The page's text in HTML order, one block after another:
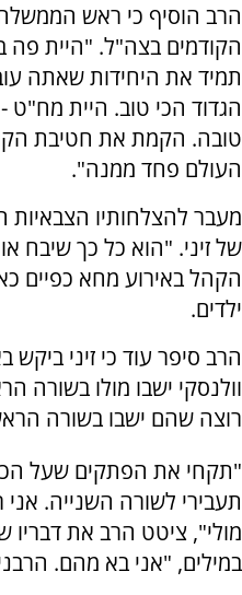
הרב הוסיף כי ראש הממשלה
הקודמים בצה"ל. "היית
תמיד את היחידות שאתה
הגדוד הכי טוב. היית
טובה. הקמת את חטיבת
העולם פחד ממנה".
מעבר להצלחותיו
של זיני. "הוא כל כך שיבח
הקהל באירוע מחא כפיים
ילדים.
הרב סיפר עוד כי זיני ביקש
וולנסקי ישבו מולו בשורה
רוצה שהם ישבו בשורה
"תקחי את הפתקים שעל
תעבירי לשורה השנייה.
מולי", ציטט הרב את דבריו
במילים, "אני בא מהם.